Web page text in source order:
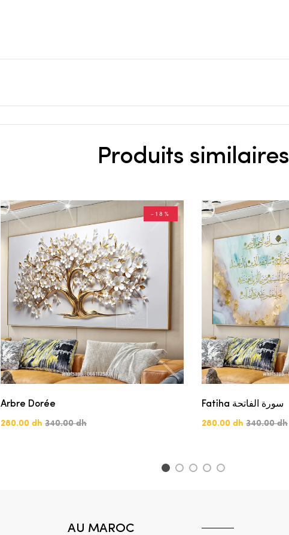
Produits similaires
-18%
Arbre Dorée
280.00 dh 340.00 dh
Fatiha سورة الفاتحة
280.00 dh 340.00 dh
1 2 3 4 5
AU MAROC